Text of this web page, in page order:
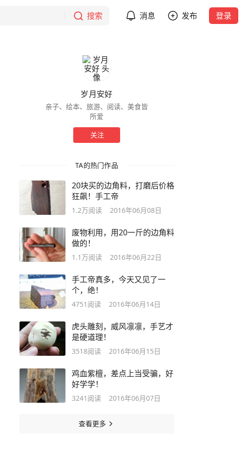
搜索 消息 发布 登录
岁月安好
亲子、绘本、旅游、阅读、美食皆
所爱
关注
TA的热门作品
20块买的边角料，打磨后价格
狂飙！手工帝
1.2万阅读 2016年06月08日
废物利用，用20一斤的边角料
做的！
1.1万阅读 2016年06月22日
手工帝真多，今天又见了一
个，绝！
4751 阅读 2016年06月14日
虎头雕刻，威风凛凛，手艺才
是硬道理！
3518阅读 2016年06月15日
鸡血紫檀，差点上当受骗，好
好学学！
3241 阅读 2016年06月07日
查看更多